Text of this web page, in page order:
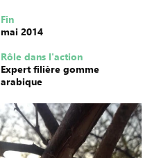
Fin
mai 2014
Rôle dans l'action
Expert filière gomme
arabique